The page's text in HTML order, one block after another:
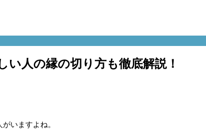
人の縁の切り方も徹底解説！
いますよね。